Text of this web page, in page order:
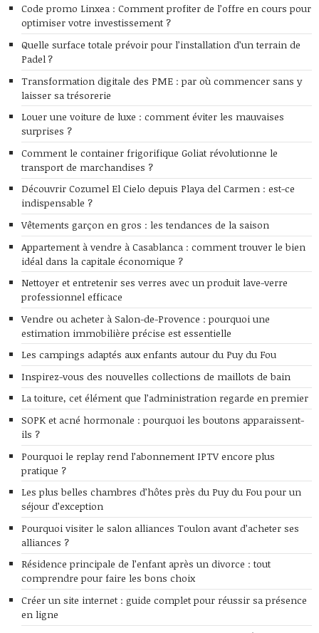
Code promo Linxea : Comment profiter de l’offre en cours pour
optimiser votre investissement ?
Quelle surface totale prévoir pour l’installation d’un terrain de
Padel ?
Transformation digitale des PME : par où commencer sans y
laisser sa trésorerie
Louer une voiture de luxe : comment éviter les mauvaises
surprises ?
Comment le container frigorifique Goliat révolutionne le
transport de marchandises ?
Découvrir Cozumel El Cielo depuis Playa del Carmen : est-ce
indispensable ?
Vêtements garçon en gros : les tendances de la saison
Appartement à vendre à Casablanca : comment trouver le bien
idéal dans la capitale économique ?
Nettoyer et entretenir ses verres avec un produit lave-verre
professionnel efficace
Vendre ou acheter à Salon-de-Provence : pourquoi une
estimation immobilière précise est essentielle
Les campings adaptés aux enfants autour du Puy du Fou
Inspirez-vous des nouvelles collections de maillots de bain
La toiture, cet élément que l’administration regarde en premier
SOPK et acné hormonale : pourquoi les boutons apparaissent-
ils ?
Pourquoi le replay rend l’abonnement IPTV encore plus
pratique ?
Les plus belles chambres d’hôtes près du Puy du Fou pour un
séjour d’exception
Pourquoi visiter le salon alliances Toulon avant d’acheter ses
alliances ?
Résidence principale de l’enfant après un divorce : tout
comprendre pour faire les bons choix
Créer un site internet : guide complet pour réussir sa présence
en ligne